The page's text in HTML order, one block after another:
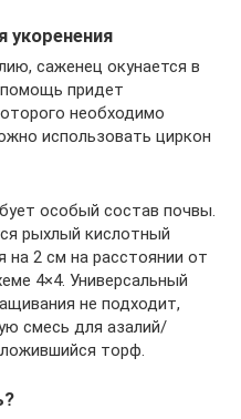
укоренения
саженец окунается в
помощь придет
необходимо
использовать циркон
особый состав почвы.
рыхлый кислотный
на 2 см на расстоянии от
4×4. Универсальный
не подходит,
смесь для азалий/
торф.